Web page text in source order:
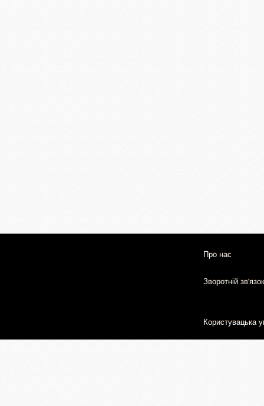
Про нас
Зворотній зв'язок
Користувацька